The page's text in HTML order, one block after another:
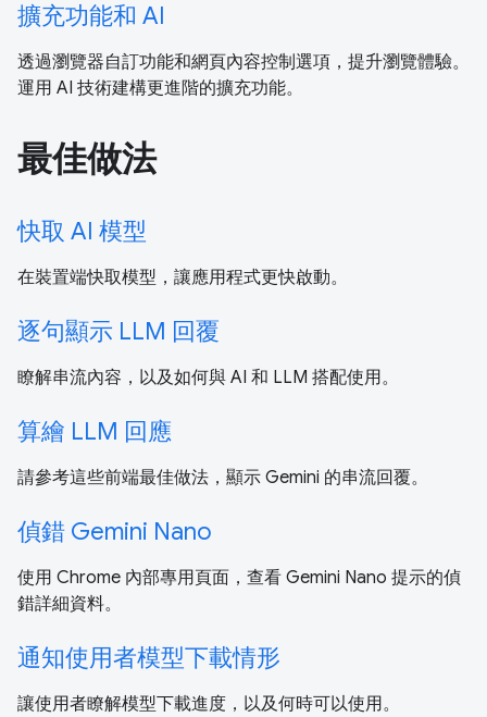
擴充功能和 AI
透過瀏覽器自訂功能和網頁內容控制選項，提升瀏覽體驗。
運用 AI 技術建構更進階的擴充功能。
最佳做法
快取 AI 模型
在裝置端快取模型，讓應用程式更快啟動。
逐句顯示 LLM 回覆
瞭解串流內容，以及如何與 AI 和 LLM 搭配使用。
算繪 LLM 回應
請參考這些前端最佳做法，顯示 Gemini 的串流回覆。
偵錯 Gemini Nano
使用 Chrome 內部專用頁面，查看 Gemini Nano 提示的偵
錯詳細資料。
通知使用者模型下載情形
讓使用者瞭解模型下載進度，以及何時可以使用。